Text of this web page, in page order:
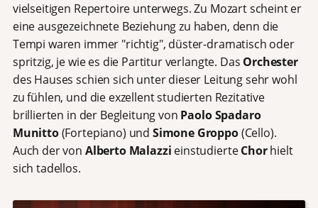
vielseitigen Repertoire unterwegs. Zu Mozart scheint er
eine ausgezeichnete Beziehung zu haben, denn die
Tempi waren immer "richtig", düster-dramatisch oder
spritzig, je wie es die Partitur verlangte. Das Orchester
des Hauses schien sich unter dieser Leitung sehr wohl
zu fühlen, und die exzellent studierten Rezitative
brillierten in der Begleitung von Paolo Spadaro
Munitto(Fortepiano) und Simone Groppo(Cello).
Auch der von Alberto Malazzi einstudierteChorhielt
sich tadellos.